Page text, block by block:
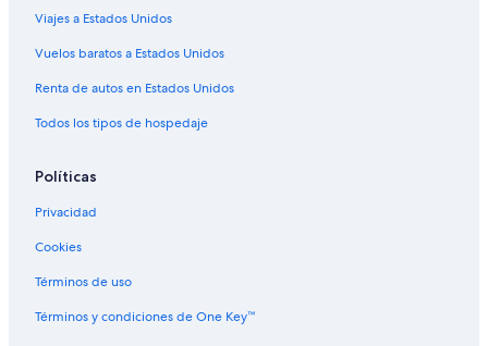
Hoteles en Melchendorf
Centros vacacionales en Erfurt
Apartamentos en Erfurt
Hostales en Erfurt
Viajes a Estados Unidos
Vuelos baratos a Estados Unidos
Renta de autos en Estados Unidos
Todos los tipos de hospedaje
Políticas
Privacidad
Cookies
Términos de uso
Términos y condiciones de One Key™